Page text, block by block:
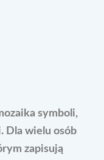
symboli,
Dla wielu osób
zapisują